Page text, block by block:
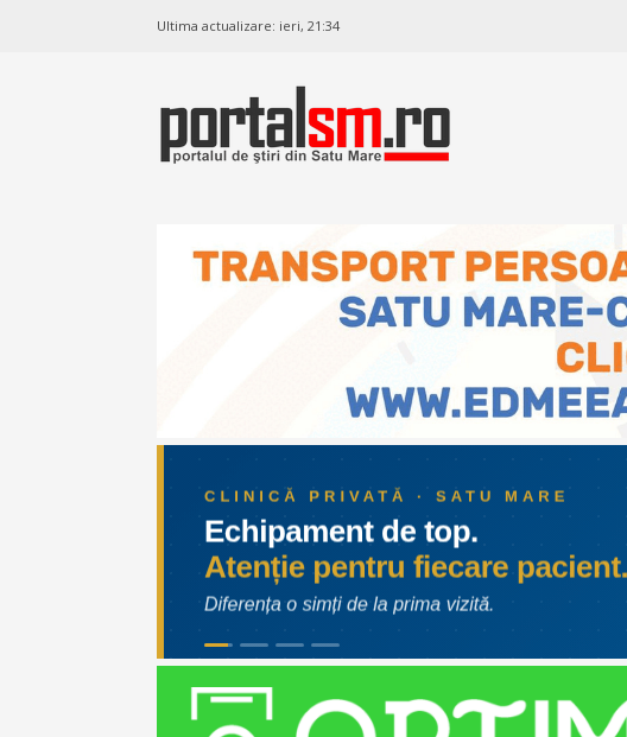
Ultima actualizare: ieri, 21:34